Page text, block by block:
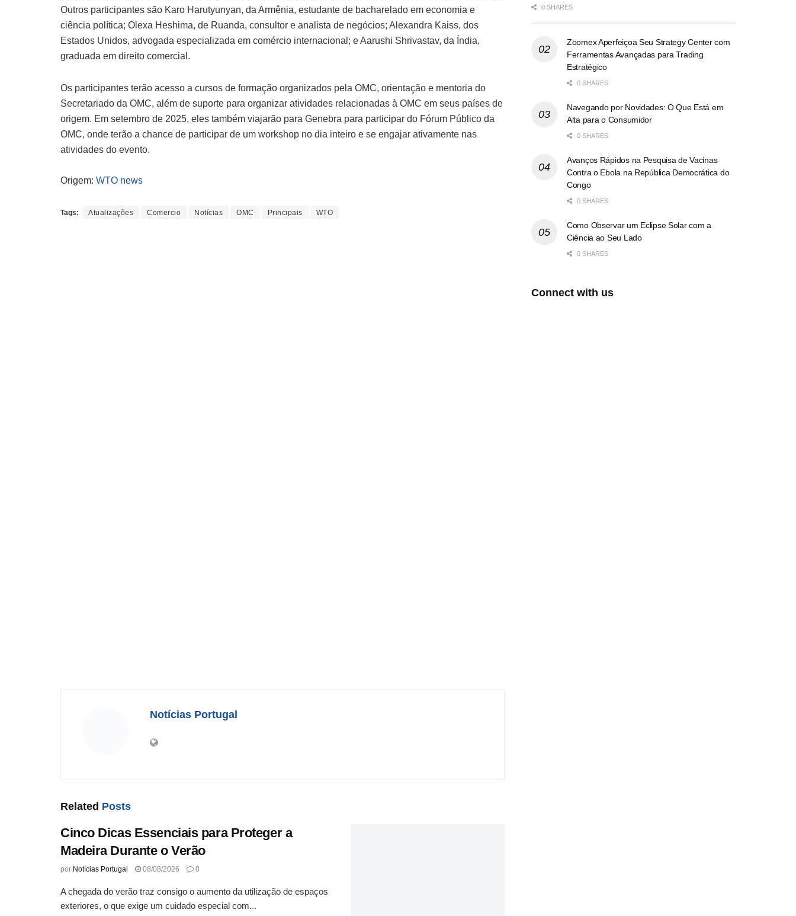
Outros participantes são Karo Harutyunyan, da Armênia, estudante de bacharelado em economia e
ciência política; Olexa Heshima, de Ruanda, consultor e analista de negócios; Alexandra Kaiss, dos
Estados Unidos, advogada especializada em comércio internacional; e Aarushi Shrivastav, da Índia,
graduada em direito comercial.
Os participantes terão acesso a cursos de formação organizados pela OMC, orientação e mentoria do
Secretariado da OMC, além de suporte para organizar atividades relacionadas à OMC em seus países de
origem. Em setembro de 2025, eles também viajarão para Genebra para participar do Fórum Público da
OMC, onde terão a chance de participar de um workshop no dia inteiro e se engajar ativamente nas
atividades do evento.
Origem: WTO news
Tags: Atualizações Comercio Notícias OMC Principais WTO
Notícias Portugal
Related Posts
Cinco Dicas Essenciais para Proteger a
Madeira Durante o Verão
por Notícias Portugal 08/08/2026 0
A chegada do verão traz consigo o aumento da utilização de espaços
exteriores, o que exige um cuidado especial com...
0 SHARES
Zoomex Aperfeiçoa Seu Strategy Center com
Ferramentas Avançadas para Trading
Estratégico
0 SHARES
Navegando por Novidades: O Que Está em
Alta para o Consumidor
0 SHARES
Avanços Rápidos na Pesquisa de Vacinas
Contra o Ebola na República Democrática do
Congo
0 SHARES
Como Observar um Eclipse Solar com a
Ciência ao Seu Lado
0 SHARES
Connect with us